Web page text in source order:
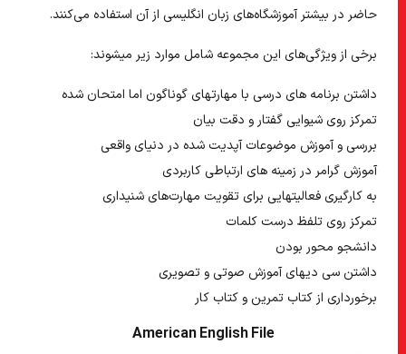
حاضر در بیشتر آموزشگاه‌های زبان انگلیسی از آن استفاده می‌کنند.
برخی از ویژگی‌های این مجموعه شامل موارد زیر میشوند:
داشتن برنامه های درسی با مهارتهای گوناگون اما امتحان شده
تمرکز روی شیوایی گفتار و دقت بیان
بررسی و آموزش موضوعات آپدیت شده در دنیای واقعی
آموزش گرامر در زمینه های ارتباطی کاربردی
به کارگیری فعالیتهایی برای تقویت مهارت‌های شنیداری
تمرکز روی تلفظ درست کلمات
دانشجو محور بودن
داشتن سی دیهای آموزش صوتی و تصویری
برخورداری از کتاب تمرین و کتاب کار
American English File